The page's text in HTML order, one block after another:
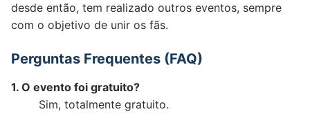
desde então, tem realizado outros eventos, sempre
com o objetivo de unir os fãs.
Perguntas Frequentes (FAQ)
1. O evento foi gratuito?
Sim, totalmente gratuito.